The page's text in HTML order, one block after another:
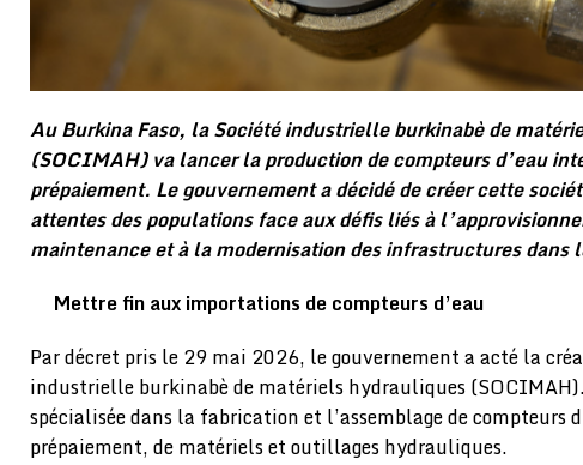
Au Burkina Faso, la Société industrielle burkinabè de
(SOCIMAH) va lancer la production de compteurs d’eau
prépaiement. Le gouvernement a décidé de créer cette
attentes des populations face aux défis liés à
maintenance et à la modernisation des infrastructures dans
Mettre fin aux importations de compteurs d’eau
Par décret pris le 29 mai 2026, le gouvernement a acté la
industrielle burkinabè de matériels hydrauliques
spécialisée dans la fabrication et l’assemblage de compteurs
prépaiement, de matériels et outillages hydrauliques.